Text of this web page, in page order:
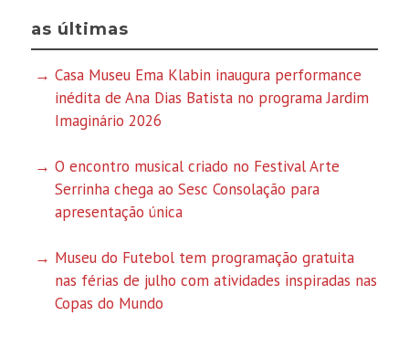
as últimas
Casa Museu Ema Klabin inaugura performance
inédita de Ana Dias Batista no programa Jardim
Imaginário 2026
O encontro musical criado no Festival Arte
Serrinha chega ao Sesc Consolação para
apresentação única
Museu do Futebol tem programação gratuita
nas férias de julho com atividades inspiradas nas
Copas do Mundo